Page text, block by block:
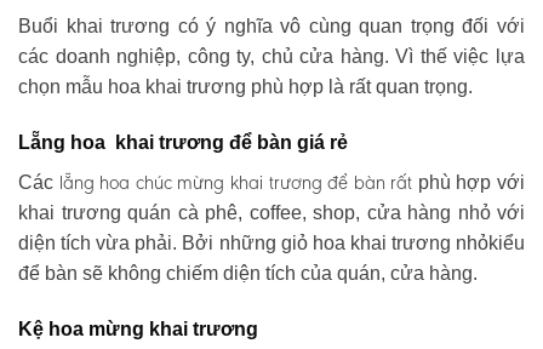
Buổi khai trương có ý nghĩa vô cùng quan trọng đối với
các doanh nghiệp, công ty, chủ cửa hàng. Vì thế việc lựa
chọn mẫu hoa khai trương phù hợp là rất quan trọng.
Lẵng hoa khai trương để bàn giá rẻ
Các lẵng hoa chúc mừng khai trương để bàn rất phù hợp với
khai trương quán cà phê, coffee, shop, cửa hàng nhỏ với
diện tích vừa phải. Bởi những giỏ hoa khai trương nhỏkiểu
để bàn sẽ không chiếm diện tích của quán, cửa hàng.
Kệ hoa mừng khai trương